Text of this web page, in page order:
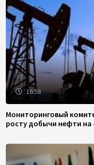
16:58
Мониторинговый
росту добычи нефти на